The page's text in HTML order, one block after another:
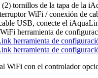
(2) tornillos de la tapa de la
WiFi / conexión de
USB, conecte el
herramienta de
herramienta de
herramienta de
WiFi con el controlador